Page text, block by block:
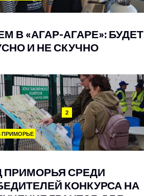
В «АГАР-АГАРЕ»: БУДЕТ
И НЕ СКУЧНО
2
ПРИМОРЬЕ
ПРИМОРЬЯ СРЕДИ
КОНКУРСА НА